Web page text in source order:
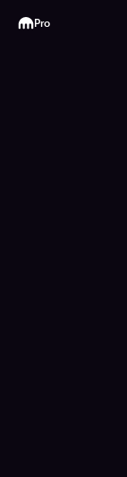
Kraken
Pro